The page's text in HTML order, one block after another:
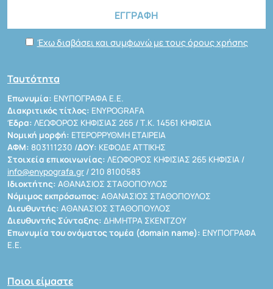
Έχω διαβάσει και συμφωνώ με τους όρους χρήσης
Ταυτότητα
Επωνυμία: ΕΝΥΠΟΓΡΑΦΑ Ε.Ε.
Διακριτικός τίτλος: ENYPOGRAFA
Έδρα: ΛΕΩΦΟΡΟΣ ΚΗΦΙΣΙΑΣ 265 / Τ.Κ. 14561 ΚΗΦΙΣΙΑ
Νομική μορφή: ΕΤΕΡΟΡΡΥΘΜΗ ΕΤΑΙΡΕΙΑ
ΑΦΜ: 803111230 /ΔΟΥ: ΚΕΦΟΔΕ ΑΤΤΙΚΗΣ
Στοιχεία επικοινωνίας: ΛΕΩΦΟΡΟΣ ΚΗΦΙΣΙΑΣ 265 ΚΗΦΙΣΙΑ /
info@enypografa.gr / 210 8100583
Ιδιοκτήτης: ΑΘΑΝΑΣΙΟΣ ΣΤΑΘΟΠΟΥΛΟΣ
Νόμιμος εκπρόσωπος: ΑΘΑΝΑΣΙΟΣ ΣΤΑΘΟΠΟΥΛΟΣ
Διευθυντής: ΑΘΑΝΑΣΙΟΣ ΣΤΑΘΟΠΟΥΛΟΣ
Διευθυντής Σύνταξης: ΔΗΜΗΤΡΑ ΣΚΕΝΤΖΟΥ
Επωνυμία του ονόματος τομέα (domain name): ΕΝΥΠΟΓΡΑΦΑ
Ε.Ε.
Ποιοι είμαστε